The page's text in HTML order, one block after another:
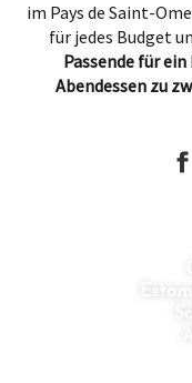
im Pays de Saint-
für jedes Budget
Passende für
Abendessen zu